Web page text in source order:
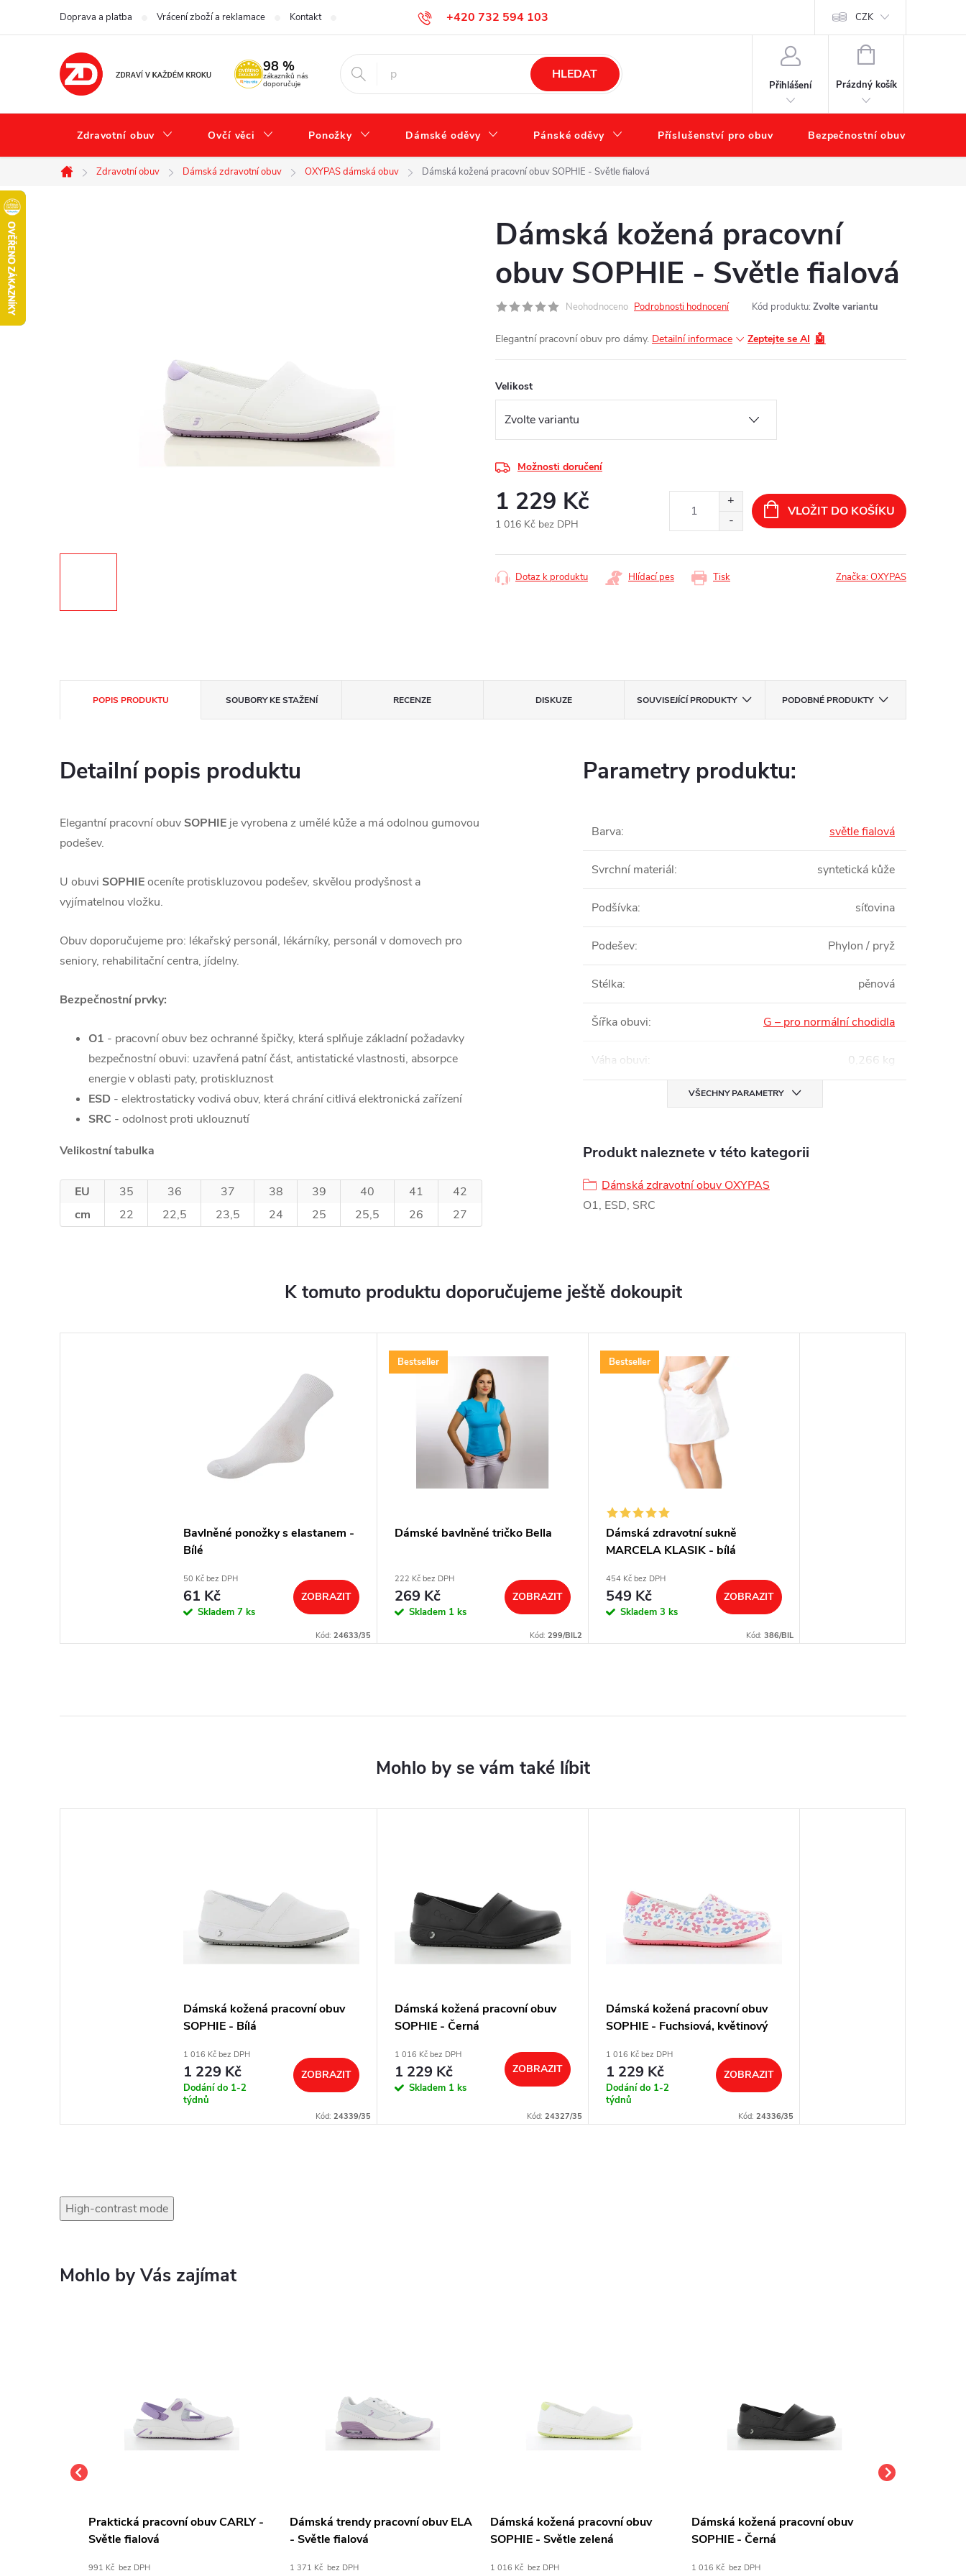
+420 732 594 103
info@zdravotnidoplnky.com
Doprava a platba Vrácení zboží a reklamace Kontakt FAQ – často kladené otázky Tabulka velikostí Náš příběh – O nás
CZK
98 %
zákazníků nás
doporučuje
HLEDAT
Přihlášení
NÁKUPNÍ
Prázdný košík
Zdravotní obuv Ovčí věci Ponožky Dámské oděvy Pánské oděvy Příslušenství pro obuv Bezpečnostní obuv
Domů
Zdravotní obuv Dámská zdravotní obuv OXYPAS dámská obuv Dámská kožená pracovní obuv SOPHIE - Světle fialová
Dámská kožená pracovní
obuv SOPHIE - Světle fialová
Neohodnoceno Podrobnosti hodnocení Kód produktu: Zvolte variantu
Elegantní pracovní obuv pro dámy. Detailní informace Zeptejte se AI 🤖
Velikost
Možnosti doručení
1 229 Kč
1 016 Kč bez DPH
cena:
VLOŽIT DO KOŠÍKU
Tisk
Dotaz k produktu Hlídací pes Značka:OXYPAS
POPIS PRODUKTU SOUBORY KE STAŽENÍ RECENZE DISKUZE SOUVISEJÍCÍ PRODUKTY PODOBNÉ PRODUKTY
Detailní popis produktu
Elegantní pracovní obuv SOPHIE je vyrobena z umělé kůže a má odolnou gumovou
podešev.
U obuvi SOPHIEoceníte protiskluzovou podešev, skvělou prodyšnost a
vyjímatelnou vložku.
Obuv doporučujeme pro: lékařský personál, lékárníky, personál v domovech pro
seniory, rehabilitační centra, jídelny.
Bezpečnostní prvky:
O1 - pracovní obuv bez ochranné špičky, která splňuje základní požadavky
bezpečnostní obuvi: uzavřená patní část, antistatické vlastnosti, absorpce
energie v oblasti paty, protiskluznost
ESD - elektrostaticky vodivá obuv, která chrání citlivá elektronická zařízení
SRC - odolnost proti uklouznutí
Velikostní tabulka
EU 35 36 37 38 39 40 41
42
cm
22 22,5 23,5 24 25 25,5 26 27
Parametry produktu:
Barva: světle fialová
Svrchní materiál: syntetická kůže
Podšívka: síťovina
Podešev: Phylon / pryž
Stélka: pěnová
Šířka obuvi: G – pro normální chodidla
Váha obuvi: 0,266 kg
VŠECHNY PARAMETRY
Produkt naleznete v této kategorii
Dámská zdravotní obuv OXYPAS
O1, ESD, SRC
K tomuto produktu doporučujeme ještě dokoupit
Bavlněné ponožky s elastanem -
Bílé
50 Kč bez DPH
61 Kč
Skladem 7 ks
ZOBRAZIT
Kód: 24633/35
Bestseller
Dámské bavlněné tričko Bella
222 Kč bez DPH
269 Kč
Skladem 1 ks
ZOBRAZIT
Kód: 299/BIL2
Bestseller
Dámská zdravotní sukně
MARCELA KLASIK - bílá
454 Kč bez DPH
549 Kč
Skladem 3 ks
ZOBRAZIT
Kód: 386/BIL
Dámská kožená pracovní obuv
SOPHIE - Bílá
1 016 Kč bez DPH
1 229 Kč
Dodání do 1-2
týdnů
ZOBRAZIT
Kód: 24339/35
Dámská kožená pracovní obuv
SOPHIE - Černá
1 016 Kč bez DPH
1 229 Kč
Skladem 1 ks
ZOBRAZIT
Kód: 24327/35
Dámská kožená pracovní obuv
SOPHIE - Fuchsiová, květinový
1 016 Kč bez DPH
1 229 Kč
Dodání do 1-2
týdnů
ZOBRAZIT
Kód: 24336/35
High-contrast mode
Mohlo by Vás zajímat
Praktická pracovní obuv CARLY -
Světle fialová
991 Kč bez DPH
Dámská trendy pracovní obuv ELA
- Světle fialová
1 371 Kč bez DPH
Dámská kožená pracovní obuv
SOPHIE - Světle zelená
1 016 Kč bez DPH
Dámská kožená pracovní obuv
SOPHIE - Černá
1 016 Kč bez DPH